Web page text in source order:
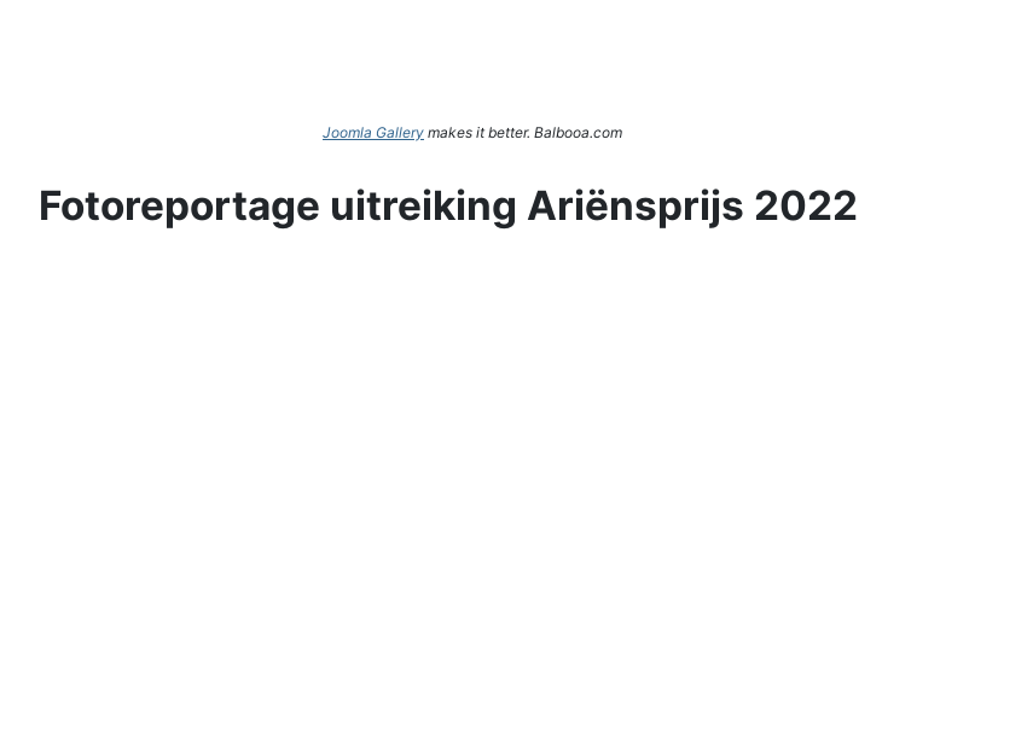
Joomla Gallery makes it better. Balbooa.com
Fotoreportage uitreiking Ariënsprijs 2022